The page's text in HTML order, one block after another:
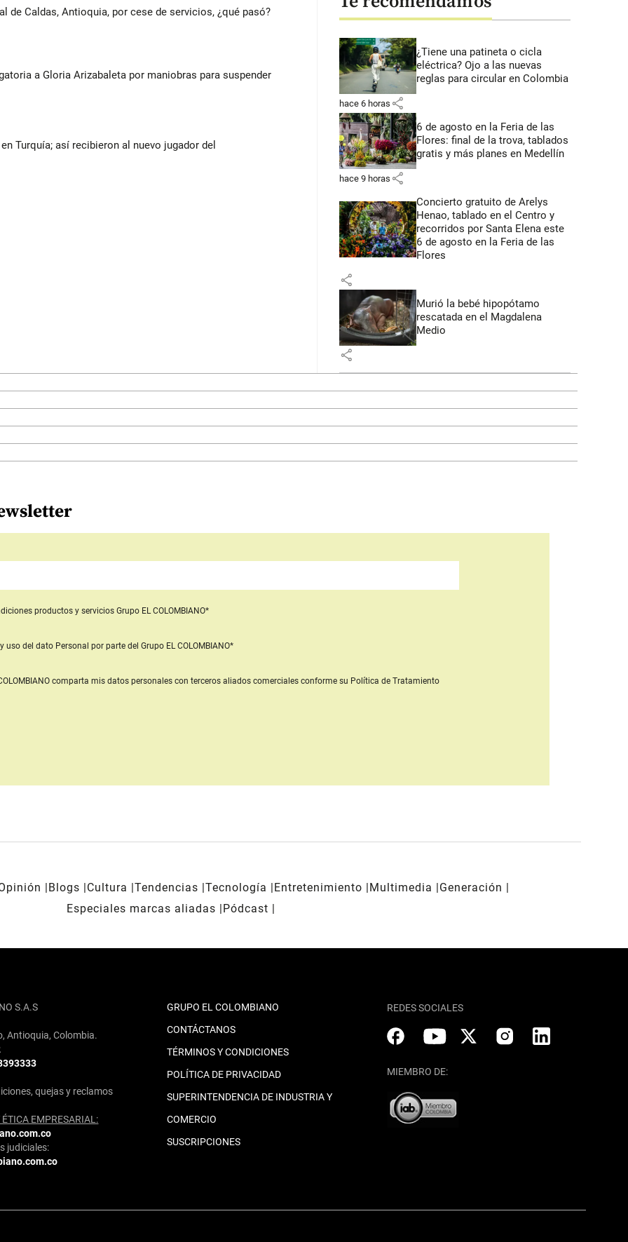
de Caldas, Antioquia, por cese de servicios, ¿qué pasó?
a Gloria Arizabaleta por maniobras para suspender
Turquía; así recibieron al nuevo jugador del
¿Tiene una patineta o cicla
eléctrica? Ojo a las nuevas
reglas para circular en Colombia
hace 6 horas share
6 de agosto en la Feria de las
Flores: final de la trova, tablados
gratis y más planes en Medellín
hace 9 horas share
Concierto gratuito de Arelys
Henao, tablado en el Centro y
recorridos por Santa Elena este
6 de agosto en la Feria de las
Flores
share
Murió la bebé hipopótamo
rescatada en el Magdalena
Medio
share
productos y servicios Grupo EL COLOMBIANO*
uso del dato Personal por parte del Grupo EL COLOMBIANO*
comparta mis datos personales con terceros aliados comercialesconforme su Política de Tratamiento
Blogs Cultura Tendencias Tecnología Entretenimiento Multimedia
Generación
Especiales marcas aliadas
Pódcast
S.A.S
Antioquia, Colombia.
quejas y reclamos
EMPRESARIAL:
judiciales:
GRUPO EL COLOMBIANO
CONTÁCTANOS
TÉRMINOS Y CONDICIONES
POLÍTICA DE PRIVACIDAD
SUPERINTENDENCIA DE INDUSTRIA Y
COMERCIO
SUSCRIPCIONES
REDES SOCIALES
MIEMBRO DE: